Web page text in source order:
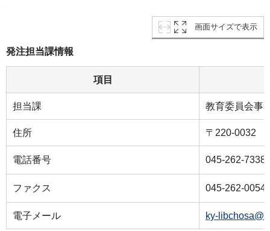
画面サイズで表示
発注担当課情報
項目
担当課 教育委員会事
住所 〒220-0032
電話番号 045-262-7338
ファクス 045-262-0054
電子メール ky-